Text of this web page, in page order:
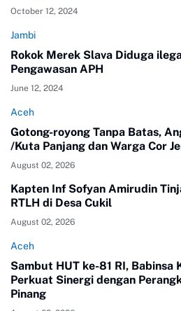
October 12, 2024
Jambi
Rokok Merek Slava Diduga
Pengawasan APH
June 12, 2024
Aceh
Gotong-royong Tanpa Batas,
/Kuta Panjang dan Warga Cor
August 02, 2026
Kapten Inf Sofyan Amirudin
RTLH di Desa Cukil
August 02, 2026
Aceh
Sambut HUT ke-81 RI, Babinsa
Perkuat Sinergi dengan
Pinang